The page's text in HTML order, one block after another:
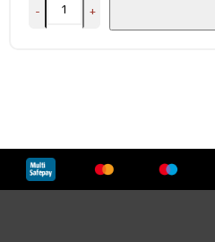
- +